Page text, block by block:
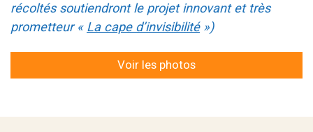
récoltés soutiendront le projet innovant et très
prometteur « La cape d’invisibilité»)
Voir les photos